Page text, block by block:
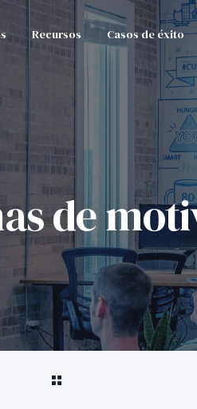
Recursos Casos de éxito
de